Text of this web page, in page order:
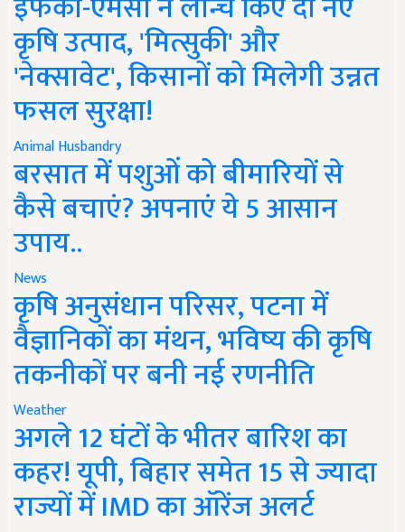
कृषि उत्पाद, 'मित्सुकी' और
'नेक्सावेट', किसानों को मिलेगी उन्नत
फसल सुरक्षा!
Animal Husbandry
बरसात में पशुओं को बीमारियों से
कैसे बचाएं? अपनाएं ये 5 आसान
उपाय..
News
कृषि अनुसंधान परिसर, पटना में
वैज्ञानिकों का मंथन, भविष्य की कृषि
तकनीकों पर बनी नई रणनीति
Weather
अगले 12 घंटों के भीतर बारिश का
कहर! यूपी, बिहार समेत 15 से ज्यादा
राज्यों में IMD का ऑरेंज अलर्ट